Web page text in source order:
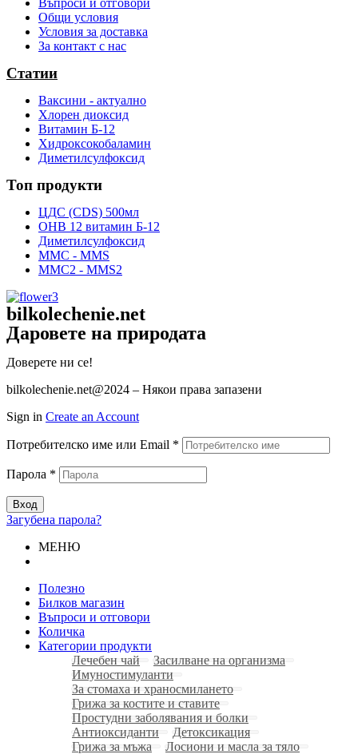
Въпроси и отговори
Общи условия
Условия за доставка
За контакт с нас
Статии
Ваксини - актуално
Хлорен диоксид
Витамин Б-12
Хидроксокобаламин
Диметилсулфоксид
Топ продукти
ЦДС (CDS) 500мл
OHB 12 витамин Б-12
Диметилсулфоксид
ММС - MMS
ММС2 - MMS2
bilkolechenie.net
Даровете на природата
Доверете ни се!
bilkolechenie.net@2024 – Някои права запазени
Sign in Create an Account
Потребителско име или Email *
Парола *
Вход
Загубена парола?
МЕНЮ
Полезно
Билков магазин
Въпроси и отговори
Количка
Категории продукти
Лечебен чай
Засилване на организма
Имуностимуланти
За стомаха и храносмилането
Грижа за костите и ставите
Простудни заболявания и болки
Антиоксиданти
Детоксикация
Грижа за мъжа
Лосиони и масла за тяло